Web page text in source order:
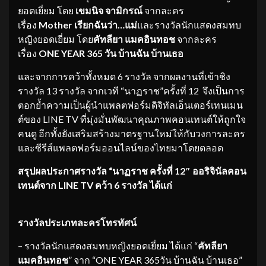
ยอดเยี่ยม โดย เขมนิจ จามิกรณ์ จากละคร
เรื่อง Mother เรียกฉันว่า…แม่และรางวัลนักแสดงสมทบ
หญิงยอดเยี่ยม โดยคัทลียา แมคอินทอช จากละคร
เรื่อง ONE YEAR 365 วัน บ้านฉัน บ้านเธอ
และจากการคว้าทั้งหมด 6 รางวัล จากผลงานที่เข้าชิง
รางวัล 13 รางวัล จากเวที “นาฏราช”ครั้งที่ 12 จึงเป็นการ
ตอกย้ำความเป็นผู้นำแพลตฟอร์มดิจิทัลเอ็นเตอร์เทนเมน
ต์ของ LINE TV ที่มุ่งมั่นพัฒนาคุณภาพคอนเทนต์ให้ถูกใจ
คนดู อีกทั้งยังเสริมสร้างมาตรฐานใหม่ให้กับวงการละคร
และซีรีส์แพลตฟอร์มออนไลน์ของไทยมาโดยตลอด
สรุปผลประกาศรางวัล “นาฏราช ครั้งที่ 12″ ออริจินัลคอน
เทนต์จาก LINE TV คว้า 6 รางวัล ได้แก่
รางวัลประเภทละครโทรทัศน์
– รางวัลนักแสดงสมทบหญิงยอดเยี่ยม ได้แก่ “คัทลียา
แมคอินทอช” จาก “ONE YEAR 365วัน บ้านฉัน บ้านเธอ”